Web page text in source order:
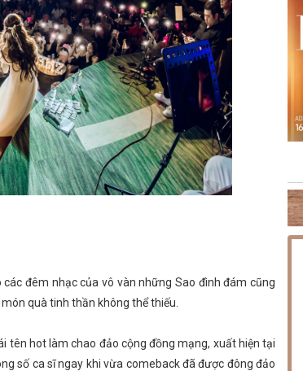
đêm nhạc của vô vàn những Sao đình đám cũng
quà tinh thần không thể thiếu.
tên hot làm chao đảo cộng đồng mạng, xuất hiện tại
số ca sĩ ngay khi vừa comeback đã được đông đảo
THỨ SÁU [14.08.2026] MINISHOW HOÀNG HẢI